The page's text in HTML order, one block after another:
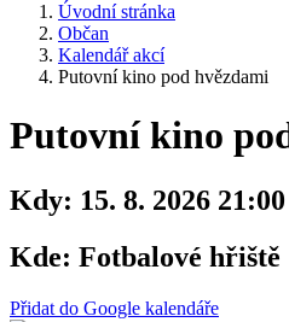
Úvodní stránka
Občan
Kalendář akcí
Putovní kino pod hvězdami
Putovní kino
Kdy: 15. 8. 2026 21:00
Kde: Fotbalové hřiště
Přidat do Google kalendáře